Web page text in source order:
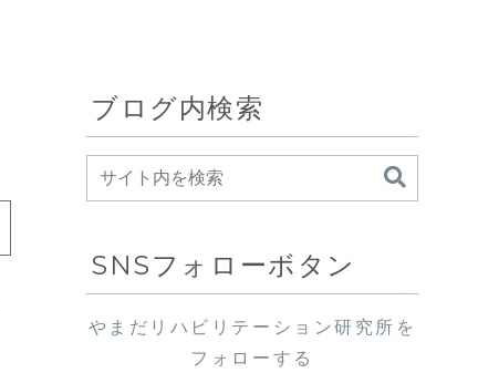
ブログ内検索
SNSフォローボタン
やまだリハビリテーション研究所を
フォローする